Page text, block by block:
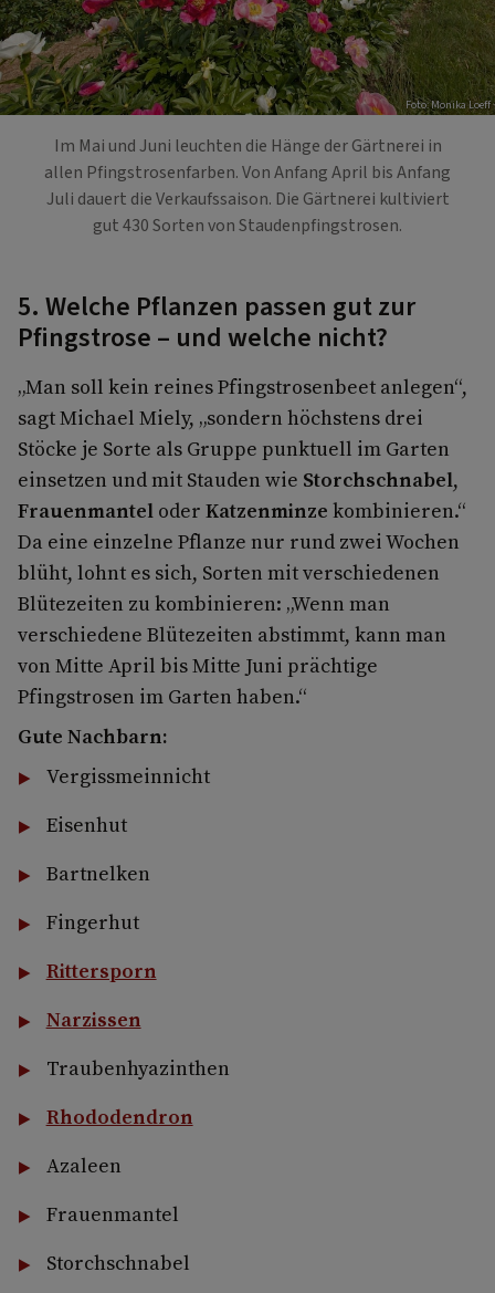
Foto: Monika Loeff
Im Mai und Juni leuchten die Hänge der Gärtnerei in
allen Pfingstrosenfarben. Von Anfang April bis Anfang
Juli dauert die Verkaufssaison. Die Gärtnerei kultiviert
gut 430 Sorten von Staudenpfingstrosen.
5. Welche Pflanzen passen gut zur
Pfingstrose – und welche nicht?
„Man soll kein reines Pfingstrosenbeet anlegen“,
sagt Michael Miely, „sondern höchstens drei
Stöcke je Sorte als Gruppe punktuell im Garten
einsetzen und mit Stauden wie Storchschnabel,
Frauenmantel oder Katzenminze kombinieren.“
Da eine einzelne Pflanze nur rund zwei Wochen
blüht, lohnt es sich, Sorten mit verschiedenen
Blütezeiten zu kombinieren: „Wenn man
verschiedene Blütezeiten abstimmt, kann man
von Mitte April bis Mitte Juni prächtige
Pfingstrosen im Garten haben.“
Gute Nachbarn:
Vergissmeinnicht
Eisenhut
Bartnelken
Fingerhut
Rittersporn
Narzissen
Traubenhyazinthen
Rhododendron
Azaleen
Frauenmantel
Storchschnabel